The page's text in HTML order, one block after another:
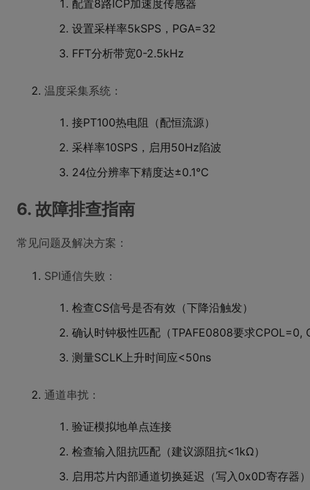
配置8路ICP加速度传感器
设置采样率5kSPS，PGA=32
FFT分析带宽0-2.5kHz
温度采集系统：
接PT100热电阻（配恒流源）
采样率10SPS，启用50Hz陷波
24位分辨率下精度达±0.1℃
6. 故障排查指南
常见问题及解决方案：
SPI通信失败：
检查CS信号是否有效（下降沿触发）
确认时钟极性匹配（TPAFE0808要求CPOL=0,
测量SCLK上升时间应<50ns
通道串扰：
验证模拟地单点连接
检查输入阻抗匹配（建议源阻抗<1kΩ）
启用芯片内部通道切换延迟（写入0x0D寄存器）